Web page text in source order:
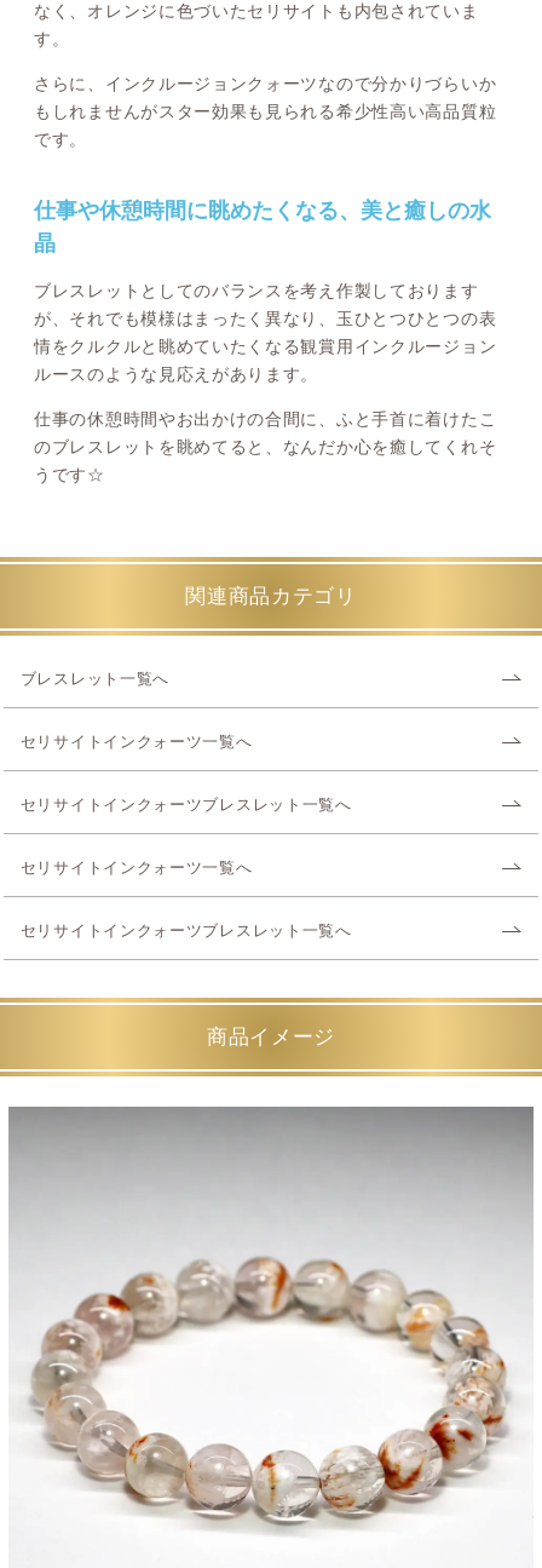
なく、オレンジに色づいたセリサイトも内包されていま
す。
さらに、インクルージョンクォーツなので分かりづらいか
もしれませんがスター効果も見られる希少性高い高品質粒
です。
仕事や休憩時間に眺めたくなる、美と癒しの水
晶
ブレスレットとしてのバランスを考え作製しております
が、それでも模様はまったく異なり、玉ひとつひとつの表
情をクルクルと眺めていたくなる観賞用インクルージョン
ルースのような見応えがあります。
仕事の休憩時間やお出かけの合間に、ふと手首に着けたこ
のブレスレットを眺めてると、なんだか心を癒してくれそ
うです☆
関連商品カテゴリ
ブレスレット一覧へ
セリサイトインクォーツ一覧へ
セリサイトインクォーツブレスレット一覧へ
セリサイトインクォーツ一覧へ
セリサイトインクォーツブレスレット一覧へ
商品イメージ